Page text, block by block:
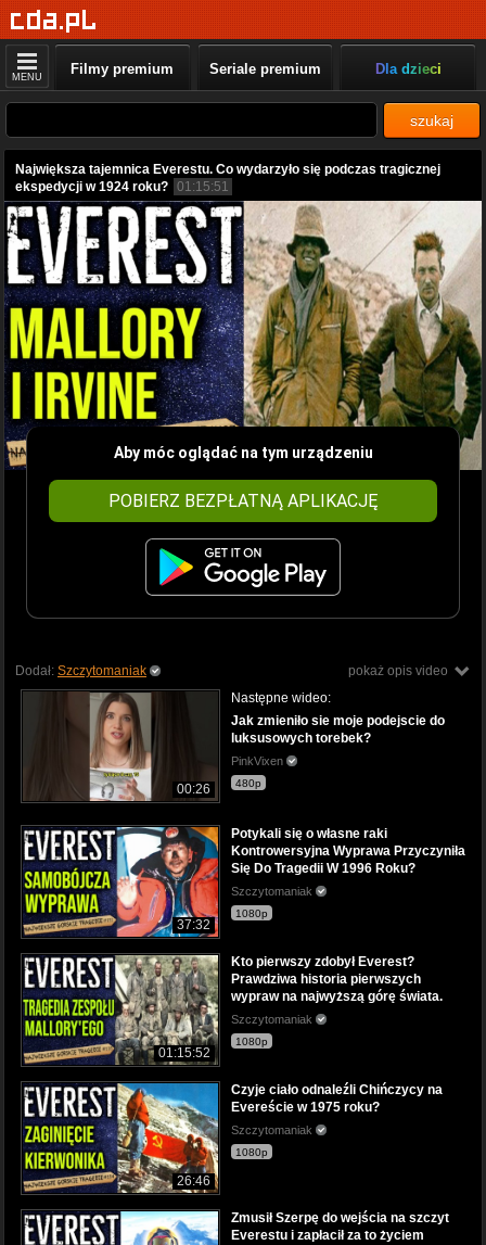
MENU Filmy premium Seriale premium Dla dzieci
szukaj
Największa tajemnica Everestu. Co wydarzyło się podczas tragicznej
ekspedycji w 1924 roku? 01:15:51
Aby móc oglądać na tym urządzeniu
POBIERZ BEZPŁATNĄ APLIKACJĘ
pokaż opis video
Dodał: Szczytomaniak
00:26
Następne wideo:
Jak zmieniło sie moje podejscie do
luksusowych torebek?
PinkVixen
480p
37:32
Potykali się o własne raki
Kontrowersyjna Wyprawa Przyczyniła
Się Do Tragedii W 1996 Roku?
Szczytomaniak
1080p
01:15:52
Kto pierwszy zdobył Everest?
Prawdziwa historia pierwszych
wypraw na najwyższą górę świata.
Szczytomaniak
1080p
26:46
Czyje ciało odnaleźli Chińczycy na
Evereście w 1975 roku?
Szczytomaniak
1080p
Zmusił Szerpę do wejścia na szczyt
Everestu i zapłacił za to życiem